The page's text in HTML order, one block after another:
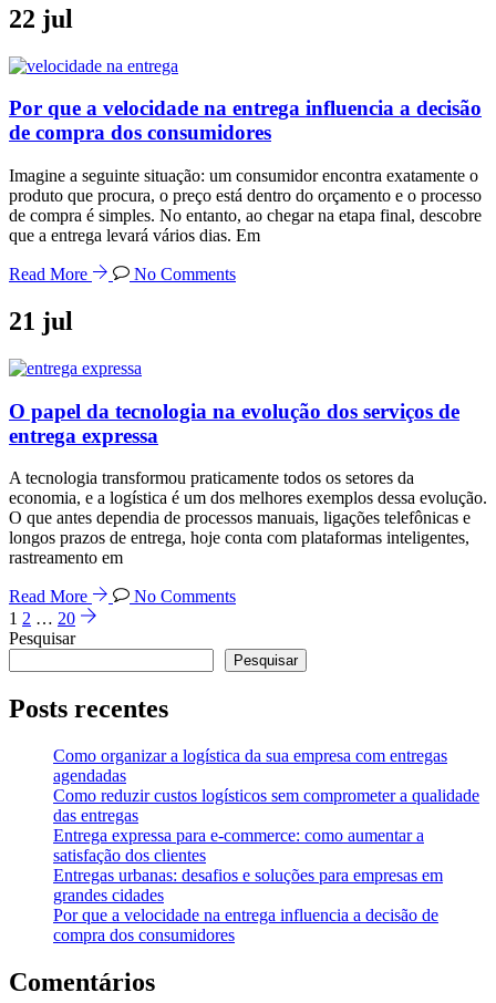
22 jul
Por que a velocidade na entrega influencia a decisão
de compra dos consumidores
Imagine a seguinte situação: um consumidor encontra exatamente o
produto que procura, o preço está dentro do orçamento e o processo
de compra é simples. No entanto, ao chegar na etapa final, descobre
que a entrega levará vários dias. Em
Read More No Comments
21 jul
O papel da tecnologia na evolução dos serviços de
entrega expressa
A tecnologia transformou praticamente todos os setores da
economia, e a logística é um dos melhores exemplos dessa evolução.
O que antes dependia de processos manuais, ligações telefônicas e
longos prazos de entrega, hoje conta com plataformas inteligentes,
rastreamento em
Read More
No Comments
1 2 … 20
Pesquisar
Pesquisar
Posts recentes
Como organizar a logística da sua empresa com entregas
agendadas
Como reduzir custos logísticos sem comprometer a qualidade
das entregas
Entrega expressa para e-commerce: como aumentar a
satisfação dos clientes
Entregas urbanas: desafios e soluções para empresas em
grandes cidades
Por que a velocidade na entrega influencia a decisão de
compra dos consumidores
Comentários